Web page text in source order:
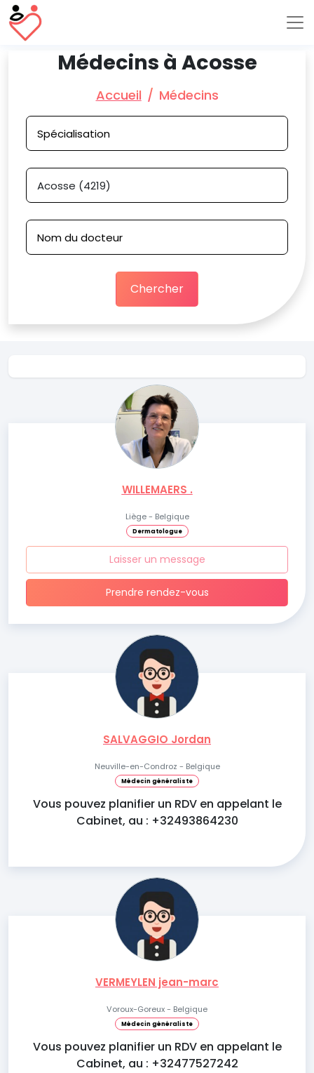
Médecins à Acosse
Accueil Médecins
Chercher
WILLEMAERS .
Liège - Belgique
Dermatologue
Laisser un message
Prendre rendez-vous
SALVAGGIO Jordan
Neuville-en-Condroz - Belgique
Médecin généraliste
Vous pouvez planifier un RDV en appelant le
Cabinet, au : +32493864230
VERMEYLEN jean-marc
Voroux-Goreux - Belgique
Médecin généraliste
Vous pouvez planifier un RDV en appelant le
Cabinet, au : +32477527242